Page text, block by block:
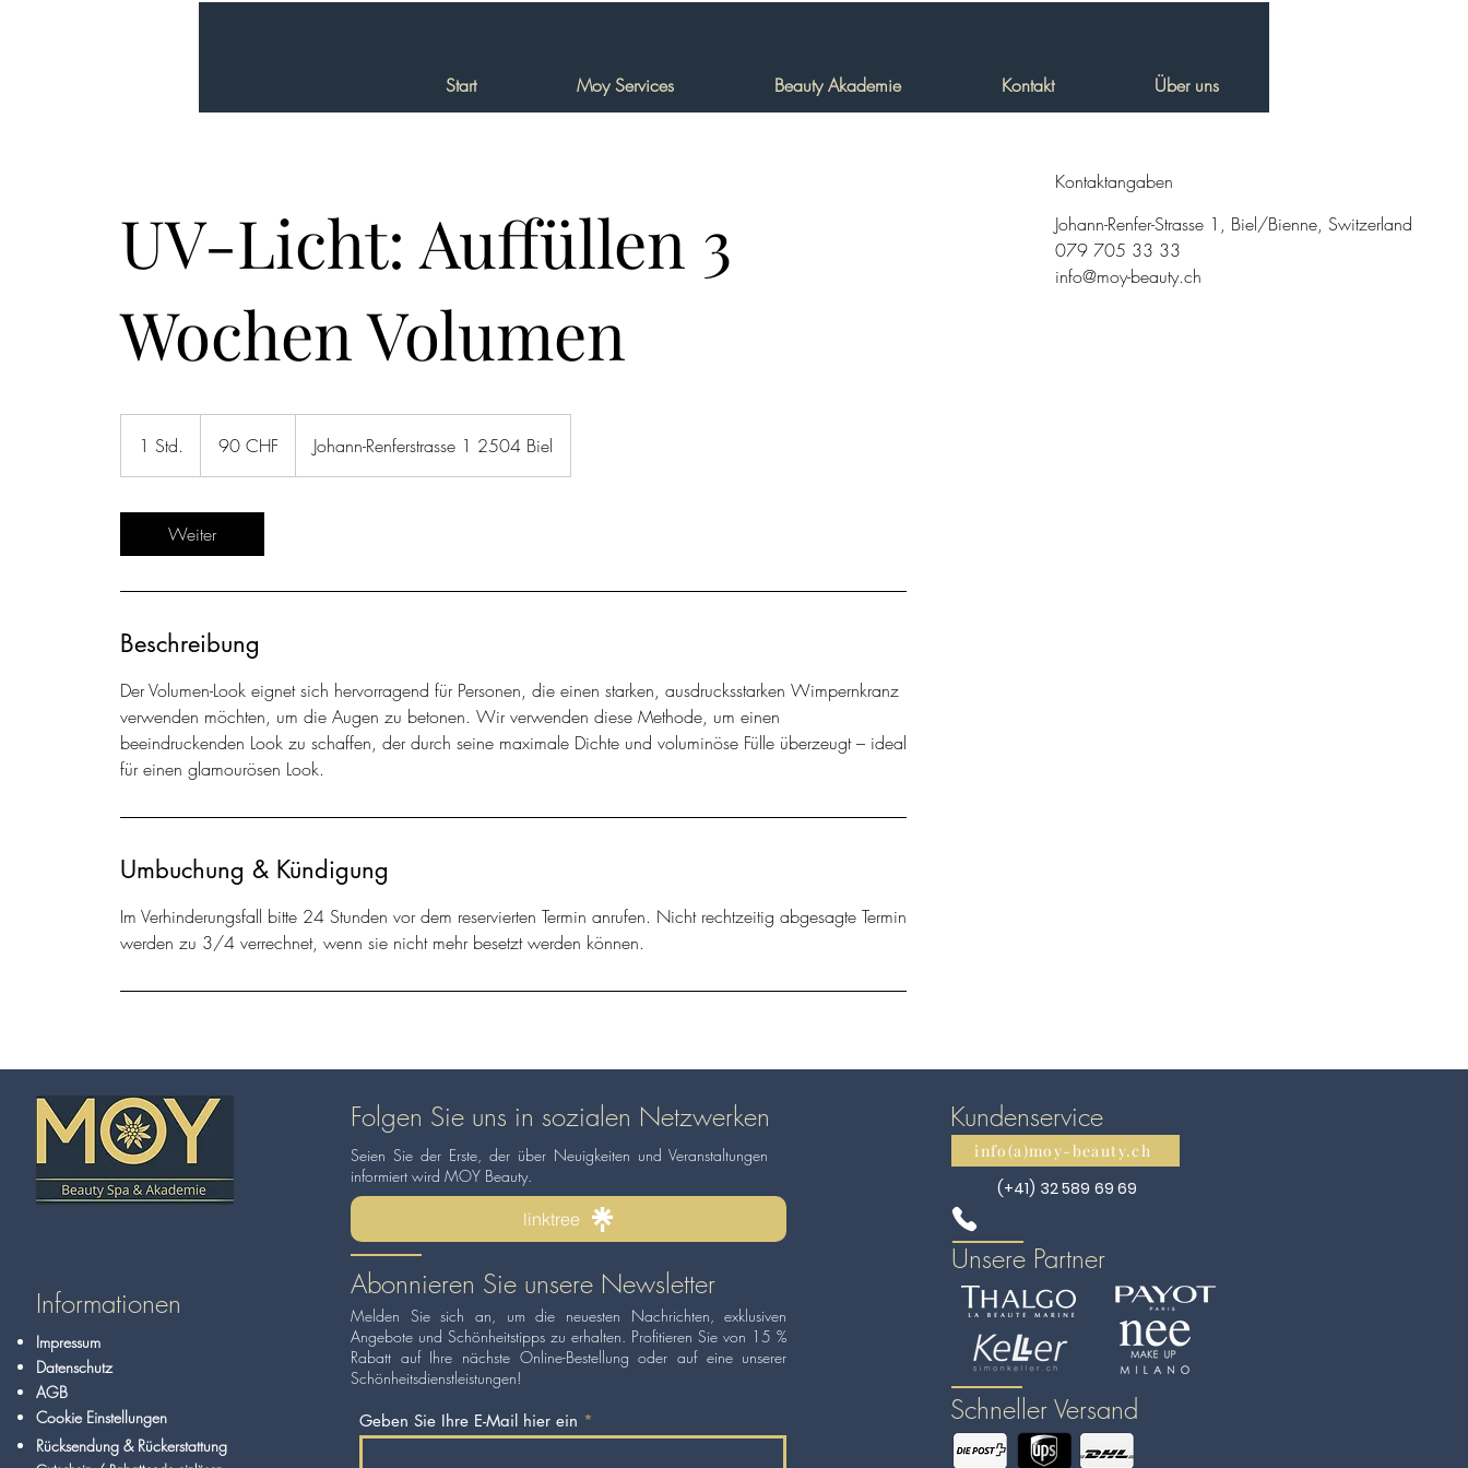
Start Moy Services Beauty Akademie Kontakt Über uns
UV-Licht: Auffüllen 3
Wochen Volumen
1 Std.
S
d
Franken
90 CHF Johann-Renferstrasse 1 2504 Biel
Weiter
Beschreibung
Der Volumen-Look eignet sich hervorragend für Personen, die einen starken, ausdrucksstarken Wimpernkranz
verwenden möchten, um die Augen zu betonen. Wir verwenden diese Methode, um einen
beeindruckenden Look zu schaffen, der durch seine maximale Dichte und voluminöse Fülle überzeugt – ideal
Umbuchung & Kündigung
Im Verhinderungsfall bitte 24 Stunden vor dem reservierten Termin anrufen. Nicht rechtzeitig abgesagte Termin
werden zu 3/4 verrechnet, wenn sie nicht mehr besetzt werden können.
Kontaktangaben
Johann-Renfer-Strasse 1, Biel/Bienne, Switzerland
079 705 33 33
info@moy-beauty.ch
Informationen
Impressum
Datenschutz
AGB
Cookie Einstellungen
Rücksendung & Rückerstattung
Folgen Sie uns in sozialen Netzwerken
Seien Sie der Erste, der über Neuigkeiten und Veranstaltungen
informiert wird MOY Beauty.
linktree
Abonnieren Sie unsere Newsletter
Melden Sie sich an, um die neuesten Nachrichten, exklusiven
Angebote und Schönheitstipps zu erhalten. Profitieren Sie von 15 %
Rabatt auf Ihre nächste Online-Bestellung oder auf eine unserer
Schönheitsdienstleistungen!
Geben Sie Ihre E-Mail hier ein
Kundenservice
(+41) 32 589 69 69
info(a)moy-beauty.ch
Unsere Partner
Schneller Versand